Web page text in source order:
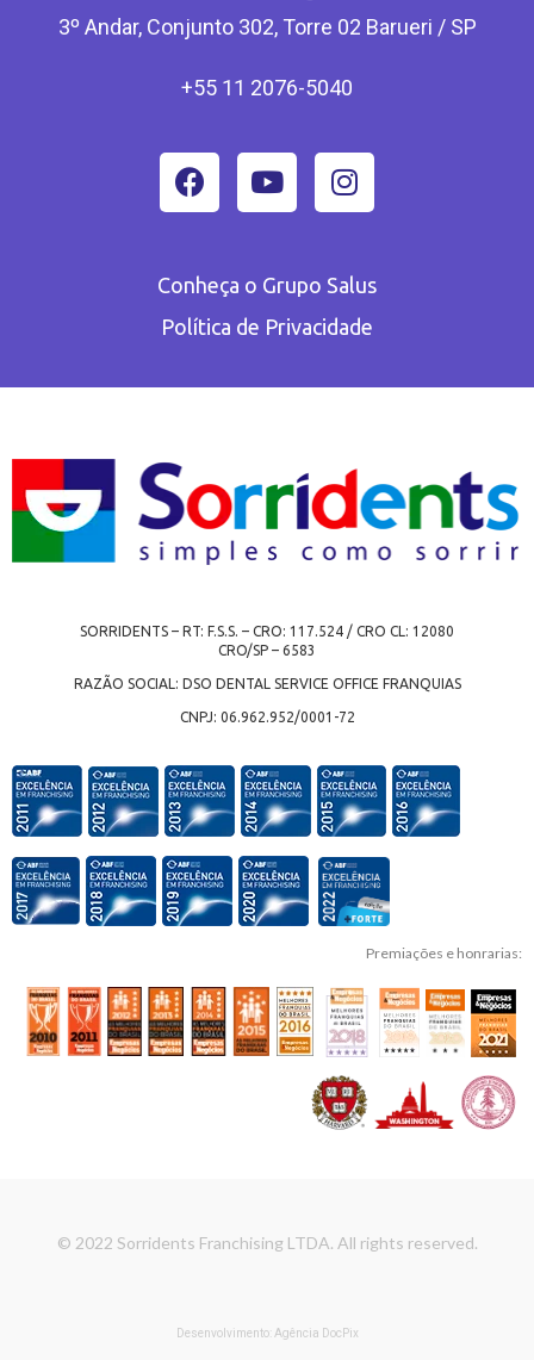
3º Andar, Conjunto 302, Torre 02 Barueri / SP
+55 11 2076-5040
Conheça o Grupo Salus
Política de Privacidade
SORRIDENTS – RT: F.S.S. – CRO: 117.524 / CRO CL: 12080
CRO/SP – 6583
RAZÃO SOCIAL: DSO DENTAL SERVICE OFFICE FRANQUIAS
CNPJ: 06.962.952/0001-72
Premiações e honrarias:
© 2022 Sorridents Franchising LTDA. All rights reserved.
Desenvolvimento: Agência DocPix